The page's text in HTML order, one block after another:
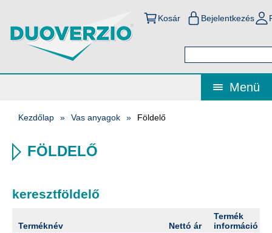
Kosár Bejelentkezés
Menü
Kezdőlap Vas anyagok Földelő
FÖLDELŐ
keresztföldelő
Terméknév Nettó ár
Termék
információ